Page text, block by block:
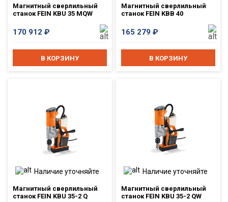
Магнитный сверлильный
станок FEIN KBU 35 MQW
170 912 ₽
В КОРЗИНУ
Магнитный сверлильный
станок FEIN KBB 40
165 279₽
В КОРЗИНУ
Наличие уточняйте
Магнитный сверлильный
станок FEIN KBU 35-2 Q
Наличие уточняйте
Магнитный сверлильный
станок FEIN KBU 35-2 QW